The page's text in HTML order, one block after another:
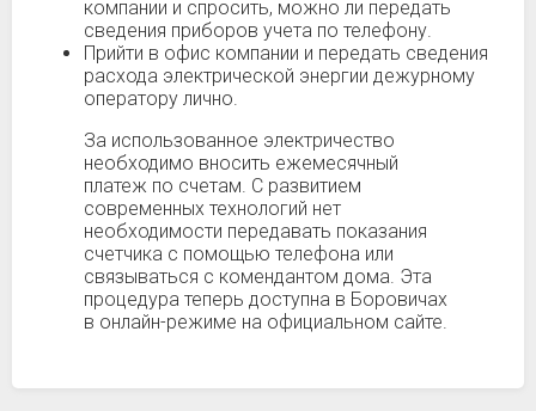
компании и спросить, можно ли передать
сведения приборов учета по телефону.
Прийти в офис компании и передать сведения
расхода электрической энергии дежурному
оператору лично.
За использованное электричество
необходимо вносить ежемесячный
платеж по счетам. С развитием
современных технологий нет
необходимости передавать показания
счетчика с помощью телефона или
связываться с комендантом дома. Эта
процедура теперь доступна в Боровичах
в онлайн-режиме на официальном сайте.